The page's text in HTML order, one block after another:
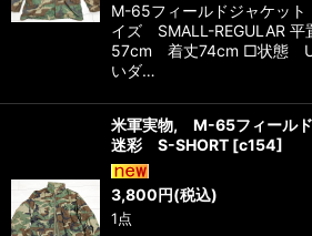
M-65フィールドジャケッ
イズ SMALL-REGULAR
57cm 着丈74cm □状態
いダ…
米軍実物, M-65フィール
迷彩 S-SHORT [c154]
3,800円(税込)
1点